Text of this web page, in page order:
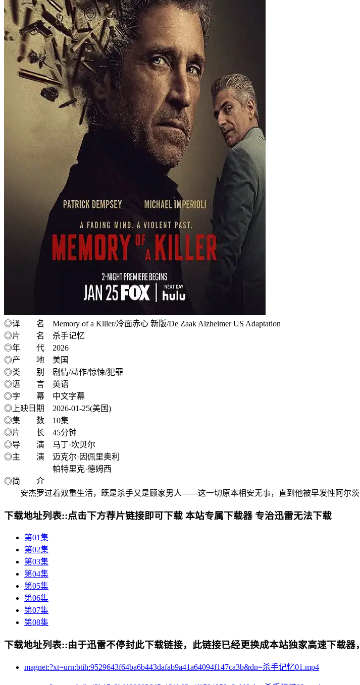
◎译 名 Memory of a Killer/冷面赤心 新版/De Zaak Alzheimer US Adaptation
◎片 名 杀手记忆
◎年 代 2026
◎产 地 美国
◎类 别 剧情/动作/惊悚/犯罪
◎语 言 英语
◎字 幕 中文字幕
◎上映日期 2026-01-25(美国)
◎集 数 10集
◎片 长 45分钟
◎导 演 马丁·坎贝尔
◎主 演 迈克尔·因佩里奥利
帕特里克·德姆西
◎简 介
安杰罗过着双重生活，既是杀手又是顾家男人——这一切原本相安无事，直到他被早发性阿尔茨
下载地址列表::点击下方荐片链接即可下载 本站专属下载器 专治迅雷无法下载
第01集
第02集
第03集
第04集
第05集
第06集
第07集
第08集
下载地址列表::由于迅雷不停封此下载链接，此链接已经更换成本站独家高速下载
magnet:?xt=urn:btih:9529643f64ba6b443dafab9a41a64094f147ca3b&dn=杀手记忆01.mp4